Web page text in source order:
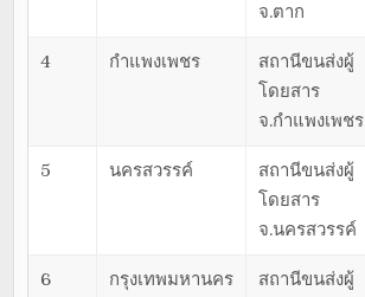
จ.ตาก
4 กำแพงเพชร
สถานีขนส่งผู้
โดยสาร
จ.กำแพงเพชร
5 นครสวรรค์
สถานีขนส่งผู้
โดยสาร
จ.นครสวรรค์
6 กรุงเทพมหานคร
สถานีขนส่งผู้